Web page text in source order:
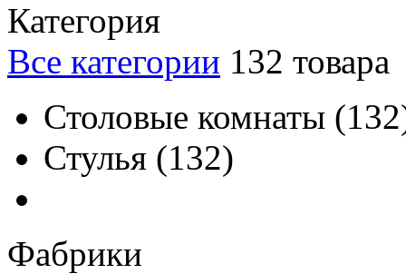
Категория
Все категории 132 товара
Столовые комнаты (132
Стулья (132)
Фабрики